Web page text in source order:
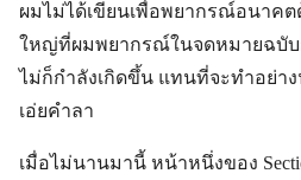
ผมไม่ได้เขียนเพื่อพยากรณ์อนาค
ใหญ่ที่ผมพยากรณ์ในจดหมายฉบับ
ไม่ก็กำลังเกิดขึ้น แทนที่จะทำอย่าง
เอ่ยคำลา
เมื่อไม่นานมานี้ หน้าหนึ่งของ